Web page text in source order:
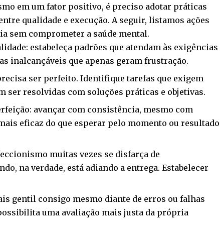
em um fator positivo, é preciso adotar práticas
qualidade e execução. A seguir, listamos ações
sem comprometer a saúde mental.
estabeleça padrões que atendam às exigências
inalcançáveis que apenas geram frustração.
ser perfeito. Identifique tarefas que exigem
ser resolvidas com soluções práticas e objetivas.
avançar com consistência, mesmo com
eficaz do que esperar pelo momento ou resultado
muitas vezes se disfarça de
na verdade, está adiando a entrega. Estabelecer
gentil consigo mesmo diante de erros ou falhas
uma avaliação mais justa da própria